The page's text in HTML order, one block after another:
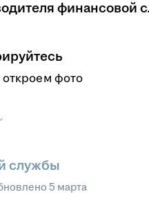
финансовой
фото
службы
5 марта